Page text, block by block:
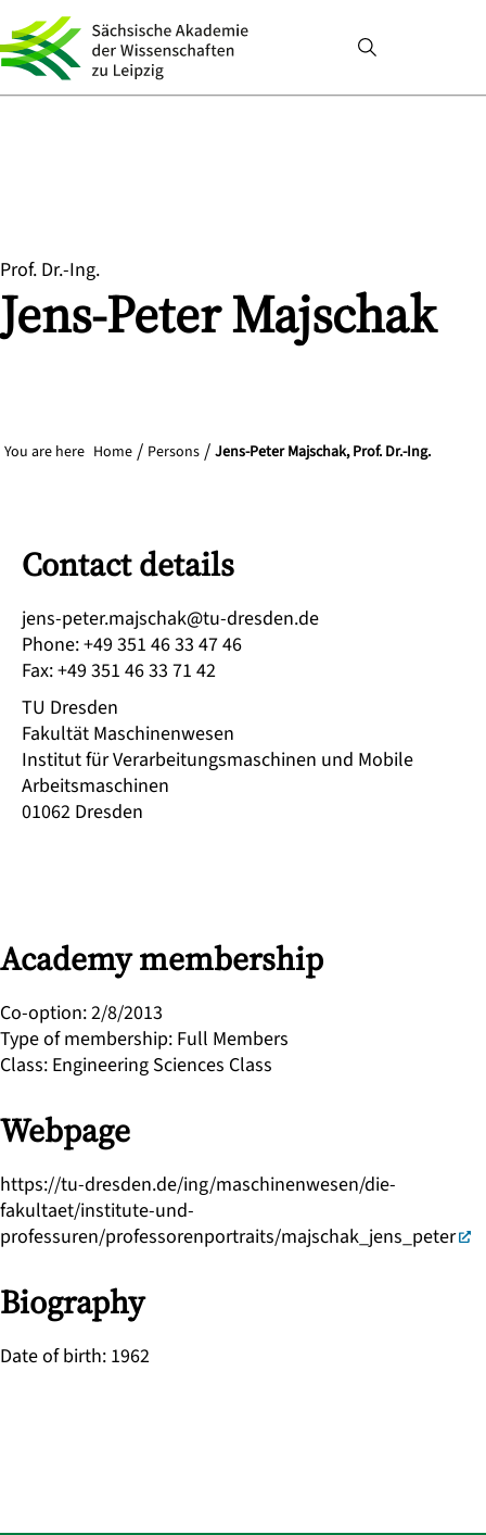
Prof. Dr.-Ing.
Jens-PeterMajschak
You are here Home Persons Jens-Peter Majschak, Prof. Dr.-Ing.
Academy membership
Co-option:2/8/2013
Type of membership: Full Members
Class: Engineering Sciences Class
Webpage
https://tu-dresden.de/ing/maschinenwesen/die-
fakultaet/institute-und-
professuren/professorenportraits/majschak_jens_peter
Biography
Date of birth: 1962
Contact details
ed.nedserd-ut@kahcsjam.retep-snej
Phone:+49 351 46 33 47 46
Fax:+49 351 46 33 71 42
TU Dresden
Fakultät Maschinenwesen
Institut für Verarbeitungsmaschinen und Mobile
Arbeitsmaschinen
01062 Dresden